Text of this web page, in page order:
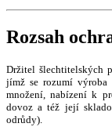
Rozsah
Držitel šlechtitelských
jímž se rozumí výroba
množení, nabízení k
dovoz a též její
odrůdy).